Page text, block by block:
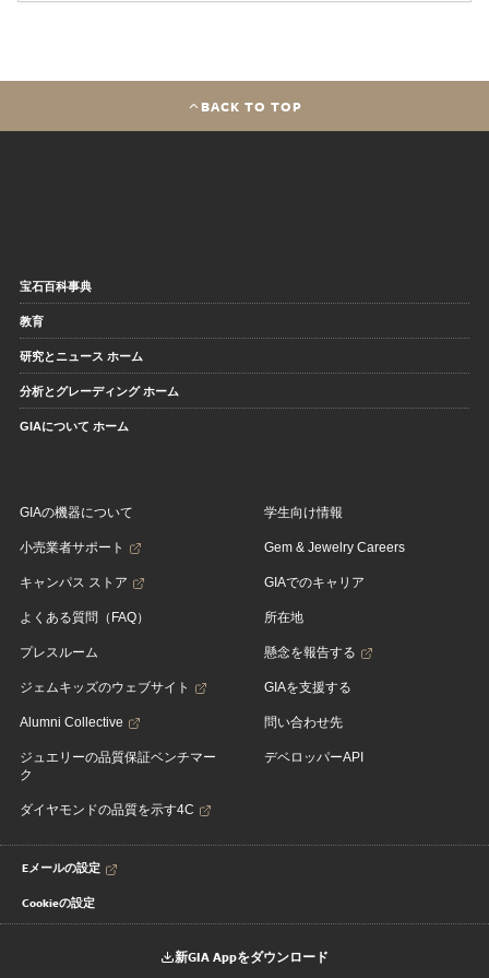
BACK TO TOP
宝石百科事典
教育
研究とニュース ホーム
分析とグレーディング ホーム
GIAについて ホーム
GIAの機器について
小売業者サポート
キャンパス ストア
よくある質問（FAQ）
プレスルーム
ジェムキッズのウェブサイト
Alumni Collective
ジュエリーの品質保証ベンチマー
ク
ダイヤモンドの品質を示す4C
学生向け情報
Gem & Jewelry Careers
GIAでのキャリア
所在地
懸念を報告する
GIAを支援する
問い合わせ先
デベロッパーAPI
Eメールの設定
Cookieの設定
新GIA Appをダウンロード